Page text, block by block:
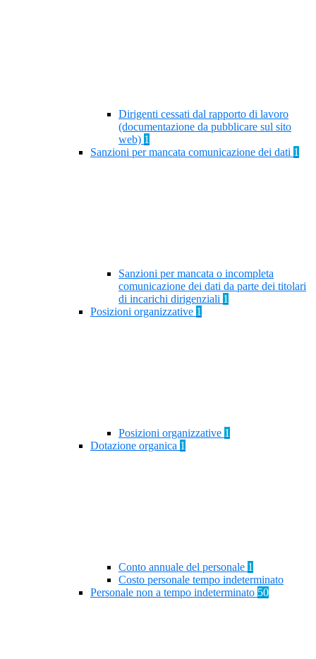
Dirigenti cessati dal rapporto di lavoro
(documentazione da pubblicare sul sito
web) 1
Sanzioni per mancata comunicazione dei dati 1
Sanzioni per mancata o incompleta
comunicazione dei dati da parte dei titolari
di incarichi dirigenziali 1
Posizioni organizzative 1
Posizioni organizzative 1
Dotazione organica 1
Conto annuale del personale 1
Costo personale tempo indeterminato
Personale non a tempo indeterminato 50